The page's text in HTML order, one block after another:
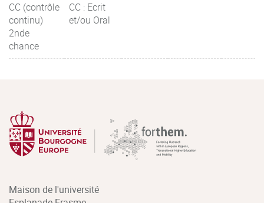
CC (contrôle
continu)
2nde
chance
CC : Ecrit
et/ou Oral
Maison de l'université